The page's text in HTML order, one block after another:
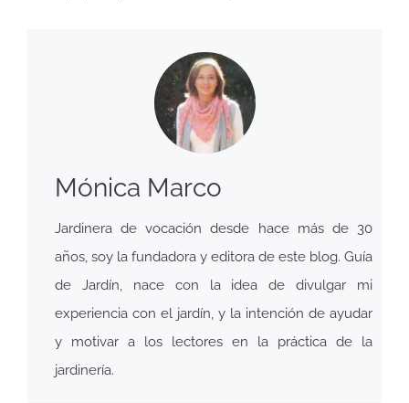
Mónica Marco
Jardinera de vocación desde hace más de 30
años, soy la fundadora y editora de este blog. Guía
de Jardín, nace con la idea de divulgar mi
experiencia con el jardín, y la intención de ayudar
y motivar a los lectores en la práctica de la
jardinería.